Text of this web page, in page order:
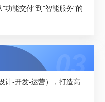
功能交付"到"智能服务"的
计-开发-运营），打造高